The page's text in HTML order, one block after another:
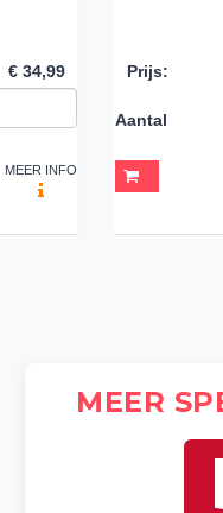
€ 34,99
MEER INFO
Prijs:
Aantal
MEER